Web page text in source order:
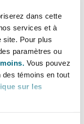
dans cette
services et à
site. Pour plus
paramètres ou
Vous pouvez
des témoins en tout
sur les
réparation et
commercial
d’assurance